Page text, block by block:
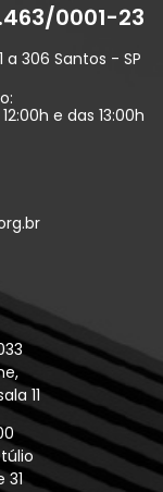
0001-23
a 306 Santos - SP
e das 13:00h
11
31